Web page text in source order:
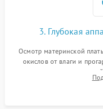
3. Глубокая
Осмотр материнской
окислов от влаги и
дежурных